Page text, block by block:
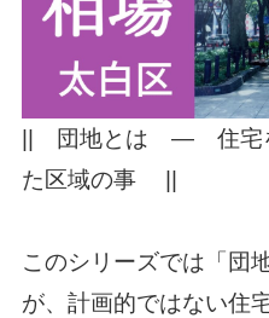
|| 団地とは ― 住宅
た区域の事 ||
このシリーズでは「団
が、計画的ではない住